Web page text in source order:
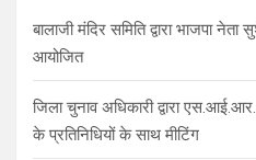
बालाजी मंदिर समिति द्वारा भाजपा
आयोजित
जिला चुनाव अधिकारी द्वारा एस.आई.आर.
के प्रतिनिधियों के साथ मीटिंग